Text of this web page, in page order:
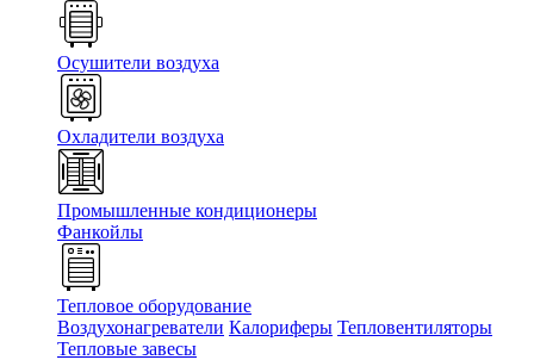
Осушители воздуха
Охладители воздуха
Промышленные кондиционеры
Фанкойлы
Тепловое оборудование
Воздухонагреватели Калориферы Тепловентиляторы
Тепловые завесы